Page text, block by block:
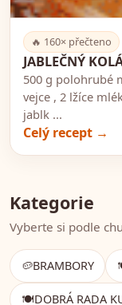
🔥 160× přečteno
JABLEČNÝ
500 g polohrubé
vejce , 2 lžíce
jablk ...
Celý recept →
Kategorie
Vyberte si podle
🥔BRAMBORY
🍽️DOBRÁ RADA